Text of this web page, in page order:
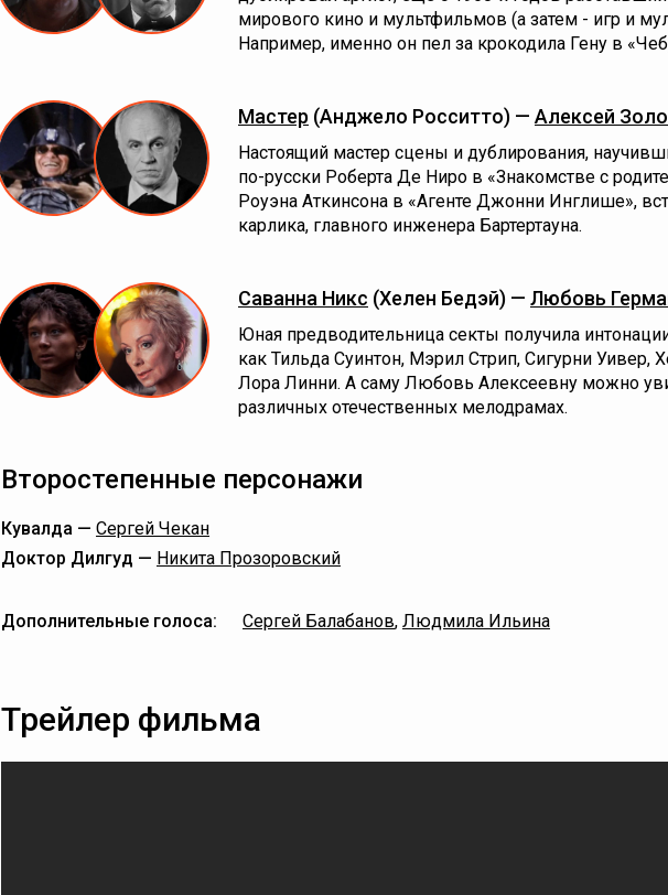
мирового кино и мультфильмов (а затем - игр и
Например, именно он пел за крокодила Гену в
Мастер (Анджело Росситто) — Алексей
Настоящий мастер сцены и дублирования,
по-русски Роберта Де Ниро в «Знакомстве с
Роуэна Аткинсона в «Агенте Джонни Инглише»,
карлика, главного инженера Бартертауна.
Саванна Никс (Хелен Бедэй) — Любовь
Юная предводительница секты получила
как Тильда Суинтон, Мэрил Стрип, Сигурни Уивер,
Лора Линни. А саму Любовь Алексеевну можно
различных отечественных мелодрамах.
Второстепенные персонажи
Кувалда — Сергей Чекан
Доктор Дилгуд — Никита Прозоровский
Дополнительные голоса: Сергей Балабанов, Людмила Ильина
Трейлер фильма